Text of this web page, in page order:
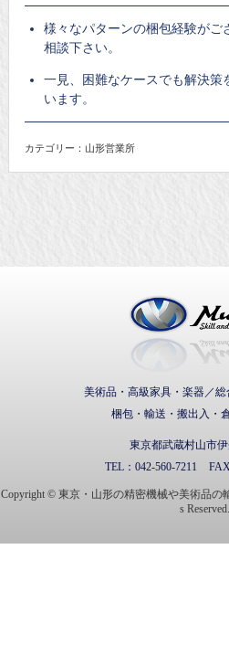
様々なパターンの梱包経験がご
相談下さい。
一見、困難なケースでも解決策
います。
カテゴリー：山形営業所
美術品・高級家具・楽器／
梱包・輸送・搬出入・
東京都武蔵村山市
TEL： 042-560-7211
Copyright © 東京・山形の精密機械や美術品
s Reserved.